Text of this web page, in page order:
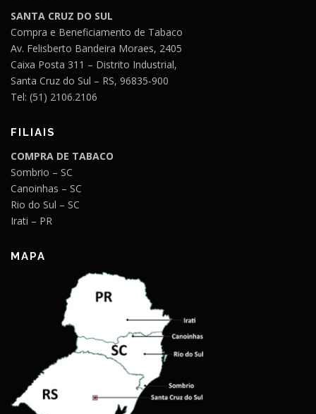
SANTA CRUZ DO SUL
Compra e Beneficiamento de Tabaco
Av. Felisberto Bandeira Moraes, 2405
Caixa Posta 311 – Distrito Industrial,
Santa Cruz do Sul – RS, 96835-900
Tel: (51) 2106.2106
FILIAIS
COMPRA DE TABACO
Sombrio – SC
Canoinhas – SC
Rio do Sul – SC
Irati – PR
MAPA